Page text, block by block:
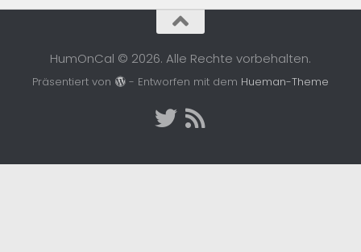
HumOnCal © 2026. Alle Rechte vorbehalten.
Präsentiert von - Entworfen mit dem Hueman-Theme